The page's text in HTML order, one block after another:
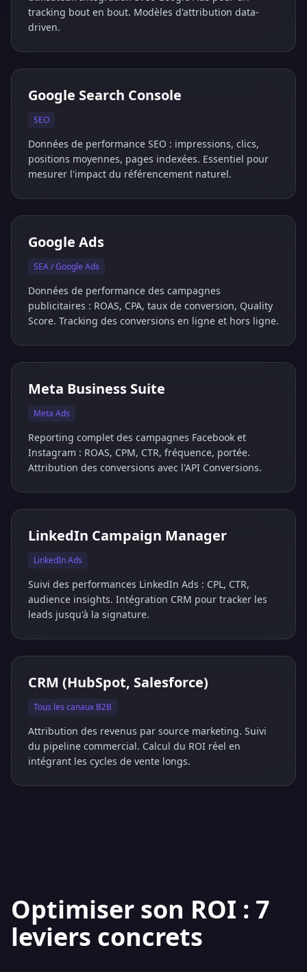
tracking bout en bout. Modèles d'attribution data-
driven.
Google Search Console
SEO
Données de performance SEO : impressions, clics,
positions moyennes, pages indexées. Essentiel pour
mesurer l'impact du référencement naturel.
Google Ads
SEA / Google Ads
Données de performance des campagnes
publicitaires : ROAS, CPA, taux de conversion, Quality
Score. Tracking des conversions en ligne et hors ligne.
Meta Business Suite
Meta Ads
Reporting complet des campagnes Facebook et
Instagram : ROAS, CPM, CTR, fréquence, portée.
Attribution des conversions avec l'API Conversions.
LinkedIn Campaign Manager
LinkedIn Ads
Suivi des performances LinkedIn Ads : CPL, CTR,
audience insights. Intégration CRM pour tracker les
leads jusqu'à la signature.
CRM (HubSpot, Salesforce)
Tous les canaux B2B
Attribution des revenus par source marketing. Suivi
du pipeline commercial. Calcul du ROI réel en
intégrant les cycles de vente longs.
Optimiser son ROI : 7
leviers concrets